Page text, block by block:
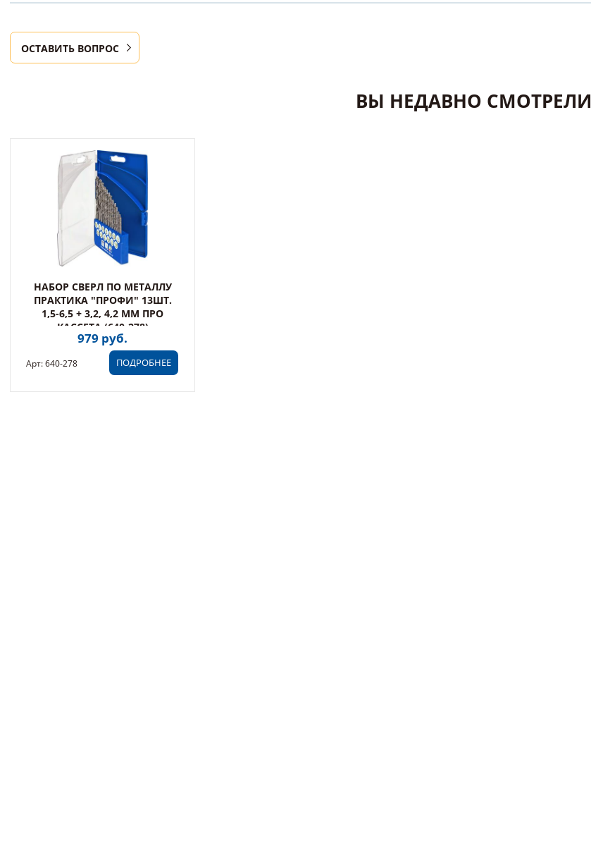
ОСТАВИТЬ ВОПРОС
ВЫ НЕДАВНО СМОТРЕЛИ
НАБОР СВЕРЛ ПО МЕТАЛЛУ
ПРАКТИКА "ПРОФИ" 13ШТ.
1,5-6,5 + 3,2, 4,2 ММ ПРО
КАССЕТА (640-278)
979 руб.
ПОДРОБНЕЕ
Арт: 640-278